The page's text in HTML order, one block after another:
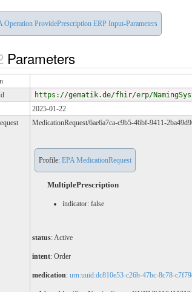
Operation ProvidePrescription ERP Input-Parameters
Parameters
https://gematik.de/fhir/erp/
2025-01-22
MedicationRequest/6ae6a7ca-c9b5-46bf-9411-
Profile: EPA MedicationRequest
MultiplePrescription
indicator: false
status: Active
intent: Order
medication: urn:uuid:dc810e53-c26b-47bc-8c78-